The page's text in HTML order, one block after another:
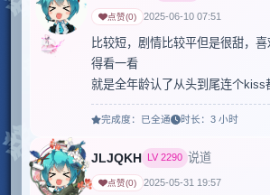
点赞(0) 2025-06-10 07:51
比较短，剧情比较平但是很甜，
得看一看
就是全年龄认了从头到尾连个kiss
完成度： 已全通 时长： 3 小时
JLJQKH LV2290 说道
点赞(0) 2025-05-31 19:57